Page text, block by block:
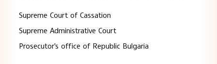
Supreme Court of Cassation
Supreme Administrative Court
Prosecutor's office of Republic Bulgaria